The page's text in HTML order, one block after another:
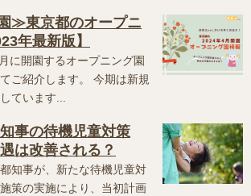
≫東京都のオープニ
年最新版】
に開園するオープニング園
ご紹介します。 今期は新規
ています...
事の待機児童対策
は改善される？
知事が、新たな待機児童対
策の実施により、当初計画